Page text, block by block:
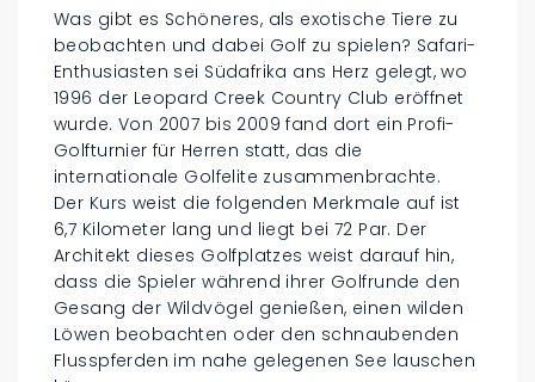
Was gibt es Schöneres, als exotische Tiere zu
beobachten und dabei Golf zu spielen? Safari-
Enthusiasten sei Südafrika ans Herz gelegt, wo
1996 der Leopard Creek Country Club eröffnet
wurde. Von 2007 bis 2009 fand dort ein Profi-
Golfturnier für Herren statt, das die
internationale Golfelite zusammenbrachte.
Der Kurs weist die folgenden Merkmale auf ist
6,7 Kilometer lang und liegt bei 72 Par. Der
Architekt dieses Golfplatzes weist darauf hin,
dass die Spieler während ihrer Golfrunde den
Gesang der Wildvögel genießen, einen wilden
Löwen beobachten oder den schnaubenden
Flusspferden im nahe gelegenen See lauschen